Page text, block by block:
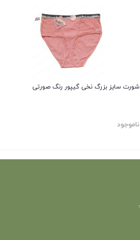
شورت سایز بزرگ نخی گیپور رنگ صورتی
ناموجود